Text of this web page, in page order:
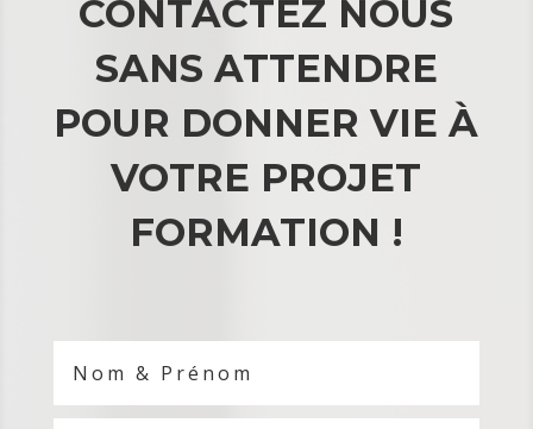
CONTACTEZ NOUS
SANS ATTENDRE
POUR DONNER VIE À
VOTRE PROJET
FORMATION !